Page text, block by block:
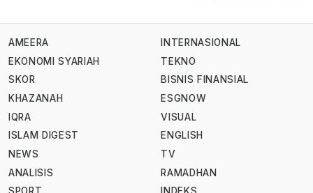
AMEERA
EKONOMI SYARIAH
SKOR
KHAZANAH
IQRA
ISLAM DIGEST
NEWS
ANALISIS
INTERNASIONAL
TEKNO
BISNIS FINANSIAL
ESGNOW
VISUAL
ENGLISH
TV
RAMADHAN